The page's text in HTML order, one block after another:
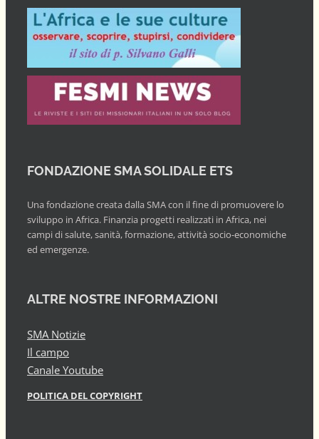
FONDAZIONE SMA SOLIDALE ETS
Una fondazione creata dalla SMA con il fine di promuovere lo
sviluppo in Africa. Finanzia progetti realizzati in Africa, nei
campi di salute, sanità, formazione, attività socio-economiche
ed emergenze.
ALTRE NOSTRE INFORMAZIONI
SMA Notizie
Il campo
Canale Youtube
POLITICA DEL COPYRIGHT